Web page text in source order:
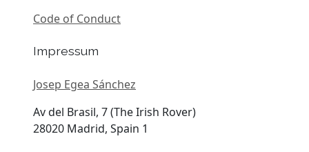
Code of Conduct
Impressum
Josep Egea Sánchez
Av del Brasil, 7 (The Irish Rover)
28020 Madrid, Spain 1